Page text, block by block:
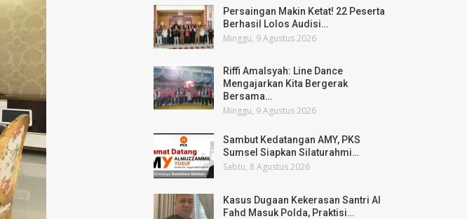
Persaingan Makin Ketat! 22 Peserta
Berhasil Lolos Audisi…
Minggu, 9 Agustus 2026
Riffi Amalsyah: Line Dance
Mengajarkan Kita Bergerak
Bersama…
Minggu, 9 Agustus 2026
Sambut Kedatangan AMY, PKS
Sumsel Siapkan Silaturahmi…
Sabtu, 8 Agustus 2026
Kasus Dugaan Kekerasan Santri Al
Fahd Masuk Polda, Praktisi…